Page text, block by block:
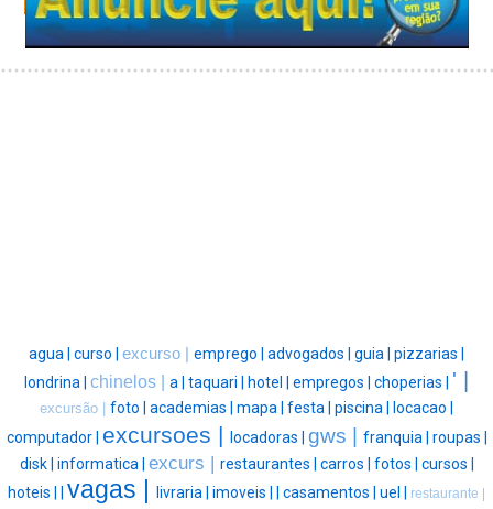
agua | curso | excurso | emprego | advogados | guia | pizzarias |
londrina | chinelos | a | taquari | hotel | empregos | choperias | ' |
excursão | foto | academias | mapa | festa | piscina | locacao |
computador | excursoes | locadoras | gws | franquia | roupas |
disk | informatica | excurs | restaurantes | carros | fotos | cursos |
hoteis | | vagas | livraria | imoveis | | casamentos | uel | restaurante |